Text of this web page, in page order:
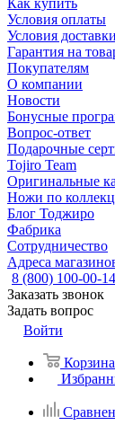
Как купить
Условия оплаты
Условия доставки
Гарантия на
Покупателям
О компании
Новости
Бонусные
Вопрос-ответ
Подарочные
Tojiro Team
Оригинальные
Ножи по
Блог Тоджиро
Фабрика
Сотрудничество
Адреса
8 (800) 100-00-14
Заказать звонок
Задать вопрос
Войти
Корзина